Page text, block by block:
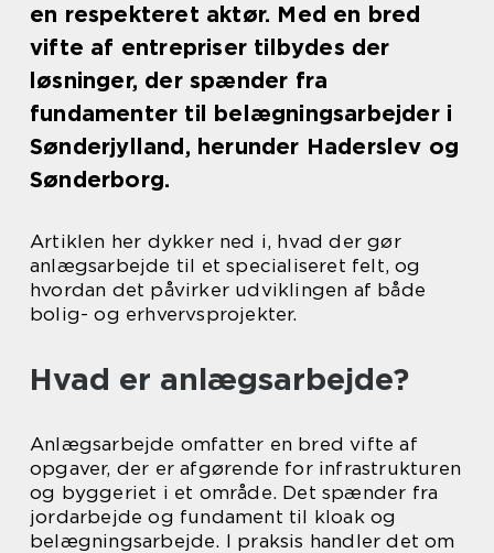
en respekteret aktør. Med en bred
vifte af entrepriser tilbydes der
løsninger, der spænder fra
fundamenter til belægningsarbejder i
Sønderjylland, herunder Haderslev og
Sønderborg.
Artiklen her dykker ned i, hvad der gør
anlægsarbejde til et specialiseret felt, og
hvordan det påvirker udviklingen af både
bolig- og erhvervsprojekter.
Hvad er anlægsarbejde?
Anlægsarbejde omfatter en bred vifte af
opgaver, der er afgørende for infrastrukturen
og byggeriet i et område. Det spænder fra
jordarbejde og fundament til kloak og
belægningsarbejde. I praksis handler det om